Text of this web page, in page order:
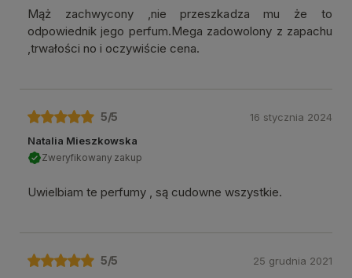
Mąż zachwycony ,nie przeszkadza mu że to
odpowiednik jego perfum.Mega zadowolony z zapachu
,trwałości no i oczywiście cena.
5/5
Natalia Mieszkowska
Zweryfikowany zakup
Uwielbiam te perfumy , są cudowne wszystkie.
16 stycznia 2024
5/5 25 grudnia 2021